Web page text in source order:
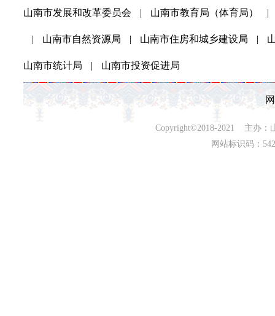
山南市发展和改革委员会 | 山南市教育局（体育局） |
| 山南市自然资源局 | 山南市住房和城乡建设局 |
山南市统计局 | 山南市投资促进局
Copyright©2018-2021 主办：
网站标识码：